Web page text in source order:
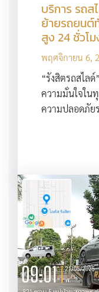
บริการ รถ
ย้ายรถยนต์
สูง 24 ชั่วโ
พฤศจิกายน 6,
“รังสิตรถสไล
ความมั่นใจใน
ความปลอดภัย